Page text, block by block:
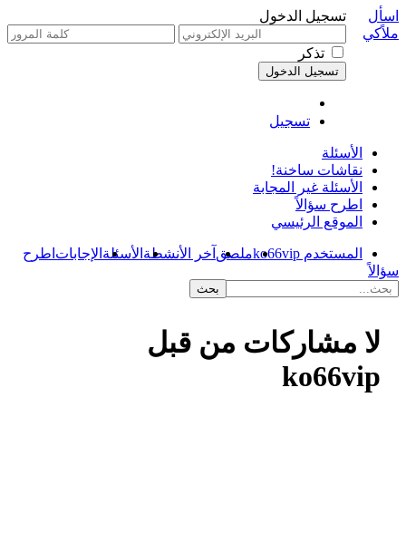
تسجيل الدخول
تذكر
تسجيل
اسأل
ملاًكي
الأسئلة
نقاشات ساخنة!
الأسئلة غير المجابة
اطرح سؤالاً
الموقع الرئيسي
المستخدم ko66vip ملصق آخر الأنشطة الأسئلة الإجابات اطرح
سؤالاً
لا مشاركات من قبل
ko66vip